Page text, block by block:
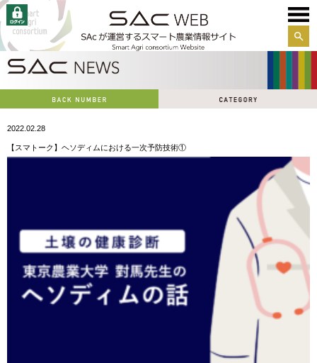
サイ
2022.02.28
【スマトーク】ヘソディムにおける一次予防技術①